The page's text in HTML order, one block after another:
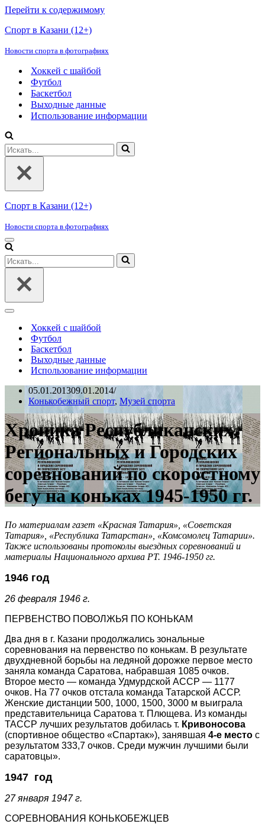
Перейти к содержимому
Спорт в Казани (12+)
Новости спорта в фотографиях
Хоккей с шайбой
Футбол
Баскетбол
Выходные данные
Использование информации
Искать...
Спорт в Казани (12+)
Новости спорта в фотографиях
Меню
навигации
Искать...
Меню
навигацииХоккей с шайбой
Футбол
Баскетбол
Выходные данные
Использование информации
05.01.201309.01.2014
Конькобежный спорт, Музей спорта
Хроника Республиканских,
Региональных и Городских
соревнований по скоростному
бегу на коньках 1945-1950 гг.
По материалам газет «Красная Татария», «Советская
Татария», «Республика Татарстан», «Комсомолец Татарии».
Также использованы протоколы выездных соревнований и
материалы Национального архива РТ. 1946-1950 гг.
1946 год
26 февраля 1946 г.
ПЕРВЕНСТВО ПОВОЛЖЬЯ ПО КОНЬКАМ
Два дня в г. Казани продолжались зональные
соревнования на первенство по конькам. В результате
двухдневной борьбы на ледяной дорожке первое место
заняла команда Саратова, набравшая 1085 очков.
Второе место — команда Удмурдской АССР — 1177
очков. На 77 очков отстала команда Татарской АССР.
Женские дистанции 500, 1000, 1500, 3000 м выиграла
представительница Саратова т. Плющева. Из команды
ТАССР лучших результатов добилась т. Кривоносова
(спортивное общество «Спартак»), занявшая 4-е место с
результатом 333,7 очков. Среди мужчин лучшими были
саратовцы».
1947 год
27 января 1947 г.
СОРЕВНОВАНИЯ КОНЬКОБЕЖЦЕВ